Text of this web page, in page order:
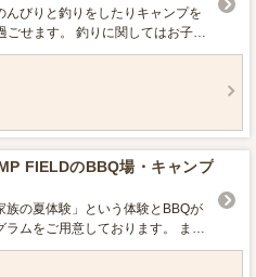
んびりと釣りをしたりキャンプを
ごせます。 釣りに関してはお子
しい釣り場を目指しています。 キ
受付なのであんまり混雑せずゆ
星空が綺麗に見えます。 詳細に
らご確認下さい→http://kashiwagu
■営業期間／営業時間 AM7:00~P
FIELDのBBQ場・キャンプ
族の夏体験」という体験とBBQが
ラムをご用意しております。 また
温泉もあります。 晴れた夜には満
■営業期間／営業時間